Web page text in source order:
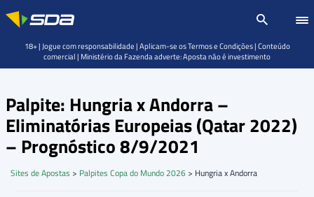
Palpite: Hungria x Andorra –
Eliminatórias Europeias (Qatar 2022)
– Prognóstico 8/9/2021
Sites de Apostas > Palpites Copa do Mundo 2026 > Hungria x Andorra
18+ | Jogue com responsabilidade | Aplicam-se os Termos e Condições | Conteúdo
comercial | Ministério da Fazenda adverte: Aposta não é investimento